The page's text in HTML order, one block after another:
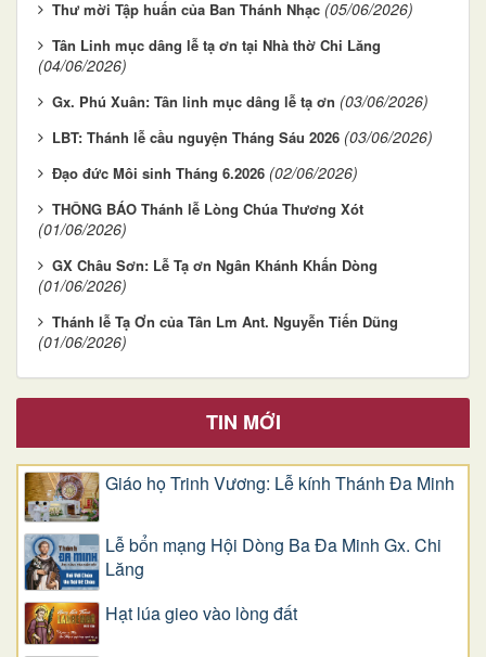
Thư mời Tập huấn của Ban Thánh Nhạc (05/06/2026)
Tân Linh mục dâng lễ tạ ơn tại Nhà thờ Chi Lăng
(04/06/2026)
Gx. Phú Xuân: Tân linh mục dâng lễ tạ ơn (03/06/2026)
LBT: Thánh lễ cầu nguyện Tháng Sáu 2026 (03/06/2026)
Đạo đức Môi sinh Tháng 6.2026 (02/06/2026)
THÔNG BÁO Thánh lễ Lòng Chúa Thương Xót
(01/06/2026)
GX Châu Sơn: Lễ Tạ ơn Ngân Khánh Khấn Dòng
(01/06/2026)
Thánh lễ Tạ Ơn của Tân Lm Ant. Nguyễn Tiến Dũng
(01/06/2026)
TIN MỚI
Giáo họ Trinh Vương: Lễ kính Thánh Đa Minh
Lễ bổn mạng Hội Dòng Ba Đa Minh Gx. Chi
Lăng
Hạt lúa gieo vào lòng đất